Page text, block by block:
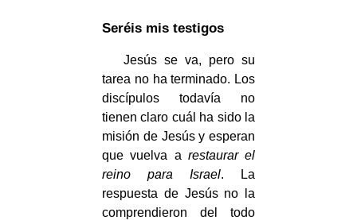
Seréis mis testigos
Jesús se va, pero su
tarea no ha terminado. Los
discípulos todavía no
tienen claro cuál ha sido la
misión de Jesús y esperan
que vuelva a restaurar el
reino para Israel. La
respuesta de Jesús no la
comprendieron del todo